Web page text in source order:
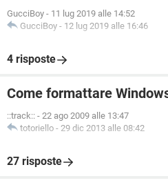
GucciBoy - 11 lug 2019 alle 14:52
GucciBoy - 12 lug 2019 alle 16:46
4 risposte
Come formattare
::track:: - 22 ago 2009 alle 13:47
totoriello - 29 dic 2013 alle 08:42
27 risposte